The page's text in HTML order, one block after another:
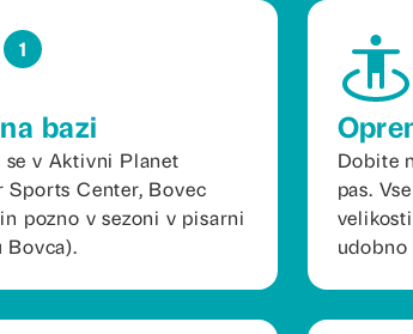
1
bazi
se v Aktivni Planet
Sports Center, Bovec
pozno v sezoni v pisarni
Bovca).
Dobite
pas.